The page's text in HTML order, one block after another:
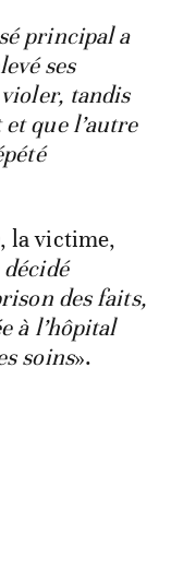
principal a
ses
tandis
que l’autre
, la victime,
des faits,
à l’hôpital
soins».